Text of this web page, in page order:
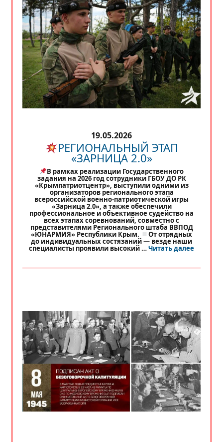
19.05.2026
РЕГИОНАЛЬНЫЙ ЭТАП
«ЗАРНИЦА 2.0»
В рамках реализации Государственного
задания на 2026 год сотрудники ГБОУ ДО РК
«Крымпатриотцентр», выступили одними из
организаторов регионального этапа
всероссийской военно-патриотической игры
«Зарница 2.0», а также обеспечили
профессиональное и объективное судейство на
всех этапах соревнований, совместно с
представителями Регионального штаба ВВПОД
«ЮНАРМИЯ» Республики Крым. От отрядных
до индивидуальных состязаний — везде наши
специалисты проявили высокий …Читать далее«